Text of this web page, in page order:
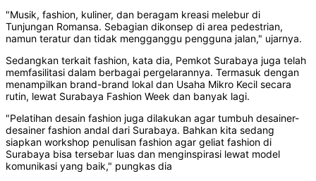
"Musik, fashion, kuliner, dan beragam kreasi melebur di
Tunjungan Romansa. Sebagian dikonsep di area pedestrian,
namun teratur dan tidak mengganggu pengguna jalan," ujarnya.
Sedangkan terkait fashion, kata dia, Pemkot Surabaya juga telah
memfasilitasi dalam berbagai pergelarannya. Termasuk dengan
menampilkan brand-brand lokal dan Usaha Mikro Kecil secara
rutin, lewat Surabaya Fashion Week dan banyak lagi.
"Pelatihan desain fashion juga dilakukan agar tumbuh desainer-
desainer fashion andal dari Surabaya. Bahkan kita sedang
siapkan workshop penulisan fashion agar geliat fashion di
Surabaya bisa tersebar luas dan menginspirasi lewat model
komunikasi yang baik," pungkas dia